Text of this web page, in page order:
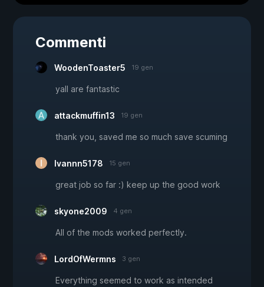
Commenti
WoodenToaster5 19 gen
yall are fantastic
attackmuffin13 19 gen
thank you, saved me so much save scuming
Ivannn5178 15 gen
great job so far :) keep up the good work
skyone2009 4 gen
All of the mods worked perfectly.
LordOfWermns 3 gen
Everything seemed to work as intended